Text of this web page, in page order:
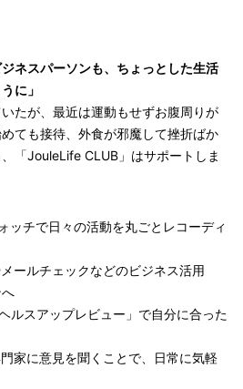
ジネスパーソンも、ちょっとした生活
に」
たが、最近は運動もせずお腹周りが
ても接待、外食が邪魔して挫折ばか
「JouleLife CLUB」はサポートしま
ッチで日々の活動を丸ごとレコーディ
ールチェックなどのビジネス活用
ルスアップレビュー」で自分に合った
家に意見を聞くことで、日常に気軽